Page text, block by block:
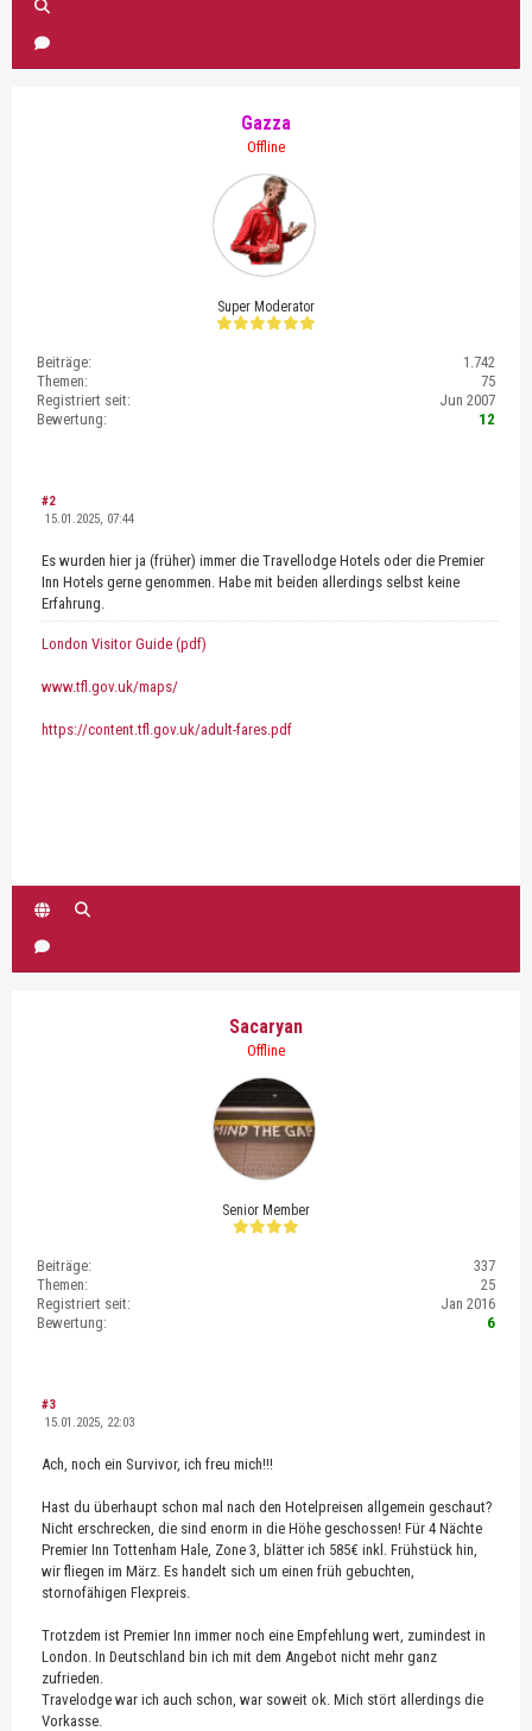
Gazza
Offline
Super Moderator
Beiträge:
1.742
Themen:
75
Registriert seit:
Jun 2007
Bewertung:
12
#2
15.01.2025, 07:44
Es wurden hier ja (früher) immer die Travellodge Hotels oder die Premier
Inn Hotels gerne genommen. Habe mit beiden allerdings selbst keine
Erfahrung.
London Visitor Guide (pdf)
www.tfl.gov.uk/maps/
https://content.tfl.gov.uk/adult-fares.pdf
Sacaryan
Offline
Senior Member
Beiträge:
337
Themen:
25
Registriert seit:
Jan 2016
Bewertung:
6
#3
15.01.2025, 22:03
Ach, noch ein Survivor, ich freu mich!!!
Hast du überhaupt schon mal nach den Hotelpreisen allgemein geschaut?
Nicht erschrecken, die sind enorm in die Höhe geschossen! Für 4 Nächte
Premier Inn Tottenham Hale, Zone 3, blätter ich 585€ inkl. Frühstück hin,
wir fliegen im März. Es handelt sich um einen früh gebuchten,
stornofähigen Flexpreis.
Trotzdem ist Premier Inn immer noch eine Empfehlung wert, zumindest in
London. In Deutschland bin ich mit dem Angebot nicht mehr ganz
zufrieden.
Travelodge war ich auch schon, war soweit ok. Mich stört allerdings die
Vorkasse.